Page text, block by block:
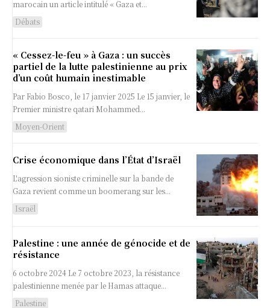
marocain un article intitulé « Gaza et...
Débats
« Cessez-le-feu » à Gaza : un succès
partiel de la lutte palestinienne au prix
d’un coût humain inestimable
Par Fabio Bosco, le 17 janvier 2025 Le 15 janvier, le
Premier ministre qatari Mohammed...
Moyen-Orient
Crise économique dans l’État d’Israël
L'agression sioniste criminelle sur la bande de
Gaza revient comme un boomerang sur les...
Israël
Palestine : une année de génocide et de
résistance
6 octobre 2024 Le 7 octobre 2023, la résistance
palestinienne menée par le Hamas attaque...
Palestine